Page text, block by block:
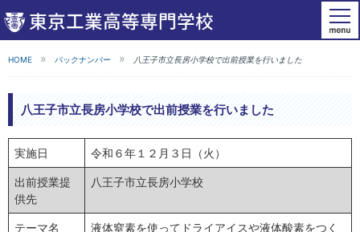
HOME バックナンバー 八王子市立長房小学校で出前授業を行いました
八王子市立長房小学校で出前授業を行いました
実施日 令和６年１２月３日（火）
出前授業提
供先
八王子市立長房小学校
テーマ名
液体窒素を使ってドライアイスや液体酸素をつく